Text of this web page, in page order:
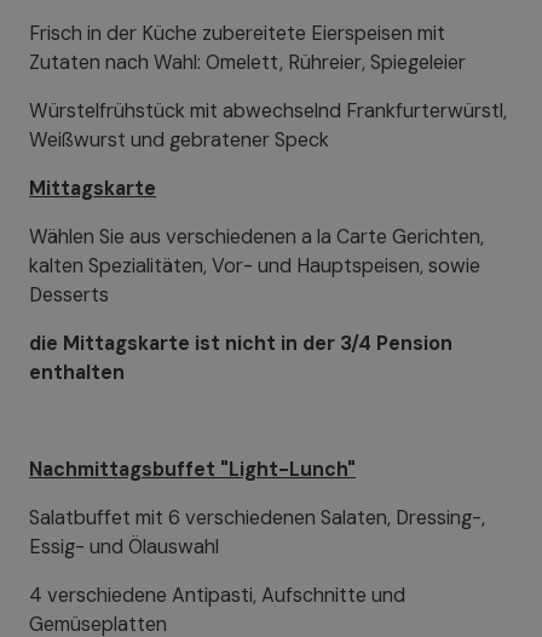
Frisch in der Küche zubereitete Eierspeisen mit
Zutaten nach Wahl: Omelett, Rühreier, Spiegeleier
Würstelfrühstück mit abwechselnd Frankfurterwürstl,
Weißwurst und gebratener Speck
Mittagskarte
Wählen Sie aus verschiedenen a la Carte Gerichten,
kalten Spezialitäten, Vor- und Hauptspeisen, sowie
Desserts
die Mittagskarte ist nicht in der 3/4 Pension
enthalten
Nachmittagsbuffet "Light-Lunch"
Salatbuffet mit 6 verschiedenen Salaten, Dressing-,
Essig- und Ölauswahl
4 verschiedene Antipasti, Aufschnitte und
Gemüseplatten